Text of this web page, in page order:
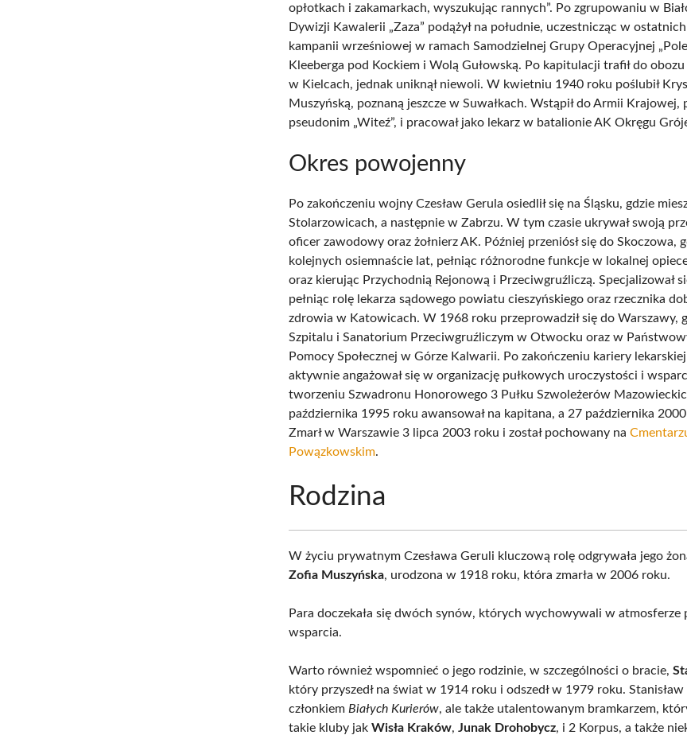
opłotkach i zakamarkach, wyszukując rannych”. Po zgrupowaniu w
Dywizji Kawalerii „Zaza” podążył na południe, uczestnicząc w
kampanii wrześniowej w ramach Samodzielnej Grupy Operacyjnej
Kleeberga pod Kockiem i Wolą Gułowską. Po kapitulacji trafił do
w Kielcach, jednak uniknął niewoli. W kwietniu 1940 roku poślubił
Muszyńską, poznaną jeszcze w Suwałkach. Wstąpił do Armii Krajowej,
pseudonim „Witeź”, i pracował jako lekarz w batalionie AK Okręgu
Okres powojenny
Po zakończeniu wojny Czesław Gerula osiedlił się na Śląsku, gdzie
Stolarzowicach, a następnie w Zabrzu. W tym czasie ukrywał swoją
oficer zawodowy oraz żołnierz AK. Później przeniósł się do Skoczowa,
kolejnych osiemnaście lat, pełniąc różnorodne funkcje w lokalnej
oraz kierując Przychodnią Rejonową i Przeciwgruźliczą. Specjalizował
pełniąc rolę lekarza sądowego powiatu cieszyńskiego oraz rzecznika
zdrowia w Katowicach. W 1968 roku przeprowadził się do Warszawy,
Szpitalu i Sanatorium Przeciwgruźliczym w Otwocku oraz w
Pomocy Społecznej w Górze Kalwarii. Po zakończeniu kariery
aktywnie angażował się w organizację pułkowych uroczystości i
tworzeniu Szwadronu Honorowego 3 Pułku Szwoleżerów
października 1995 roku awansował na kapitana, a 27 października
Zmarł w Warszawie 3 lipca 2003 roku i został pochowany na
Powązkowskim.
Rodzina
W życiu prywatnym Czesława Geruli kluczową rolę odgrywała jego
Zofia Muszyńska, urodzona w 1918 roku, która zmarła w 2006 roku.
Para doczekała się dwóch synów, których wychowywali w atmosferze
wsparcia.
Warto również wspomnieć o jego rodzinie, w szczególności o bracie,
który przyszedł na świat w 1914 roku i odszedł w 1979 roku. Stanisław
członkiem Białych Kurierów, ale także utalentowanym bramkarzem,
takie kluby jakWisła Kraków,Junak Drohobycz, i 2 Korpus, a także